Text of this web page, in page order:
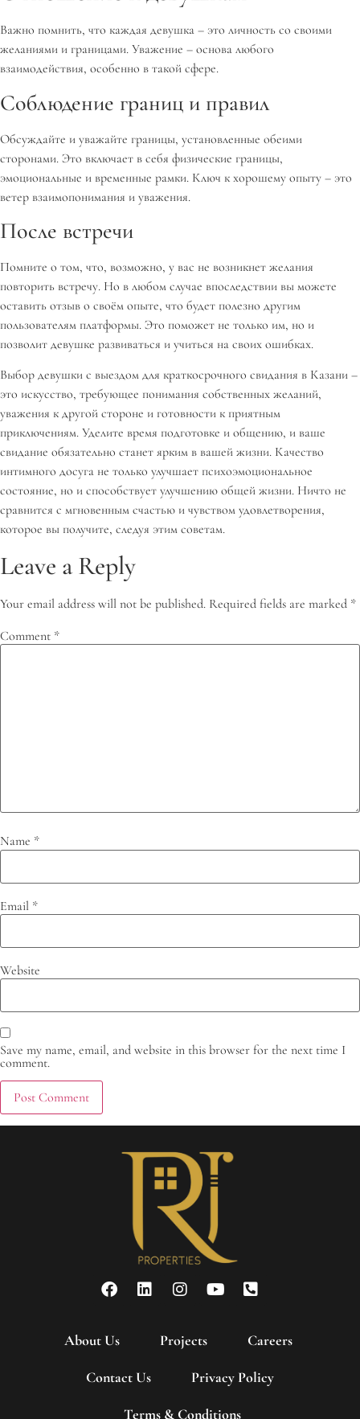
Важно помнить, что каждая девушка – это личность со своими
желаниями и границами. Уважение – основа любого
взаимодействия, особенно в такой сфере.
Соблюдение границ и правил
Обсуждайте и уважайте границы, установленные обеими
сторонами. Это включает в себя физические границы,
эмоциональные и временные рамки. Ключ к хорошему опыту – это
ветер взаимопонимания и уважения.
После встречи
Помните о том, что, возможно, у вас не возникнет желания
повторить встречу. Но в любом случае впоследствии вы можете
оставить отзыв о своём опыте, что будет полезно другим
пользователям платформы. Это поможет не только им, но и
позволит девушке развиваться и учиться на своих ошибках.
Выбор девушки с выездом для краткосрочного свидания в Казани –
это искусство, требующее понимания собственных желаний,
уважения к другой стороне и готовности к приятным
приключениям. Уделите время подготовке и общению, и ваше
свидание обязательно станет ярким в вашей жизни. Качество
интимного досуга не только улучшает психоэмоциональное
состояние, но и способствует улучшению общей жизни. Ничто не
сравнится с мгновенным счастью и чувством удовлетворения,
которое вы получите, следуя этим советам.
Leave a Reply
Your email address will not be published. Required fields are marked *
Comment *
Name *
Email *
Website
Save my name, email, and website in this browser for the next time I
comment.
About Us Projects Careers
Contact Us Privacy Policy
Terms & Conditions